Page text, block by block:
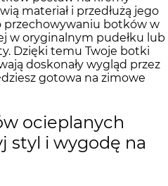
materiał i przedłużą jego
przechowywaniu botków w
w oryginalnym pudełku lub
Dzięki temu Twoje botki
doskonały wygląd przez
gotowa na zimowe
ocieplanych
styl i wygodę na